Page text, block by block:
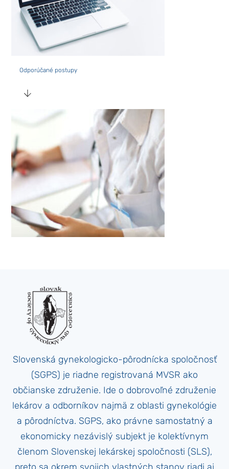
Odporúčané postupy
Slovenská gynekologicko-pôrodnícka spoločnosť
(SGPS) je riadne registrovaná MVSR ako
občianske združenie. Ide o dobrovoľné združenie
lekárov a odborníkov najmä z oblasti gynekológie
a pôrodníctva. SGPS, ako právne samostatný a
ekonomicky nezávislý subjekt je kolektívnym
členom Slovenskej lekárskej spoločnosti (SLS),